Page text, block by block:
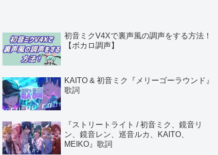
初音ミクV4Xで裏声風の調声をする方法！
【ボカロ調声】
KAITO & 初音ミク『メリーゴーラウンド』
歌詞
『ストリートライト / 初音ミク、鏡音リ
ン、鏡音レン、巡音ルカ、KAITO、
MEIKO』歌詞